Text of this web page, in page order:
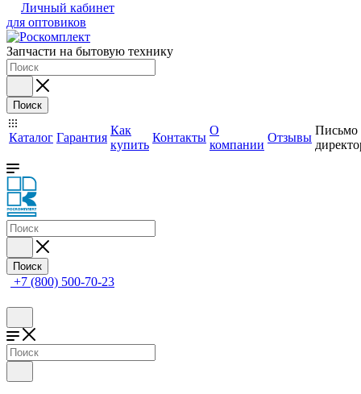
Личный кабинет
для оптовиков
Запчасти на бытовую технику
Поиск
Каталог Гарантия
Как
купить
Контакты
О
компании
Отзывы
Письмо
Поиск
+7 (800) 500-70-23